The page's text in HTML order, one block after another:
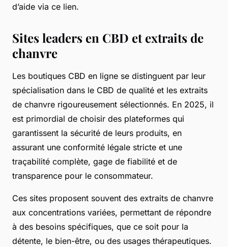
d’aide via ce lien.
Sites leaders en CBD et extraits de
chanvre
Les boutiques CBD en ligne se distinguent par leur
spécialisation dans le CBD de qualité et les extraits
de chanvre rigoureusement sélectionnés. En 2025, il
est primordial de choisir des plateformes qui
garantissent la sécurité de leurs produits, en
assurant une conformité légale stricte et une
traçabilité complète, gage de fiabilité et de
transparence pour le consommateur.
Ces sites proposent souvent des extraits de chanvre
aux concentrations variées, permettant de répondre
à des besoins spécifiques, que ce soit pour la
détente, le bien-être, ou des usages thérapeutiques.